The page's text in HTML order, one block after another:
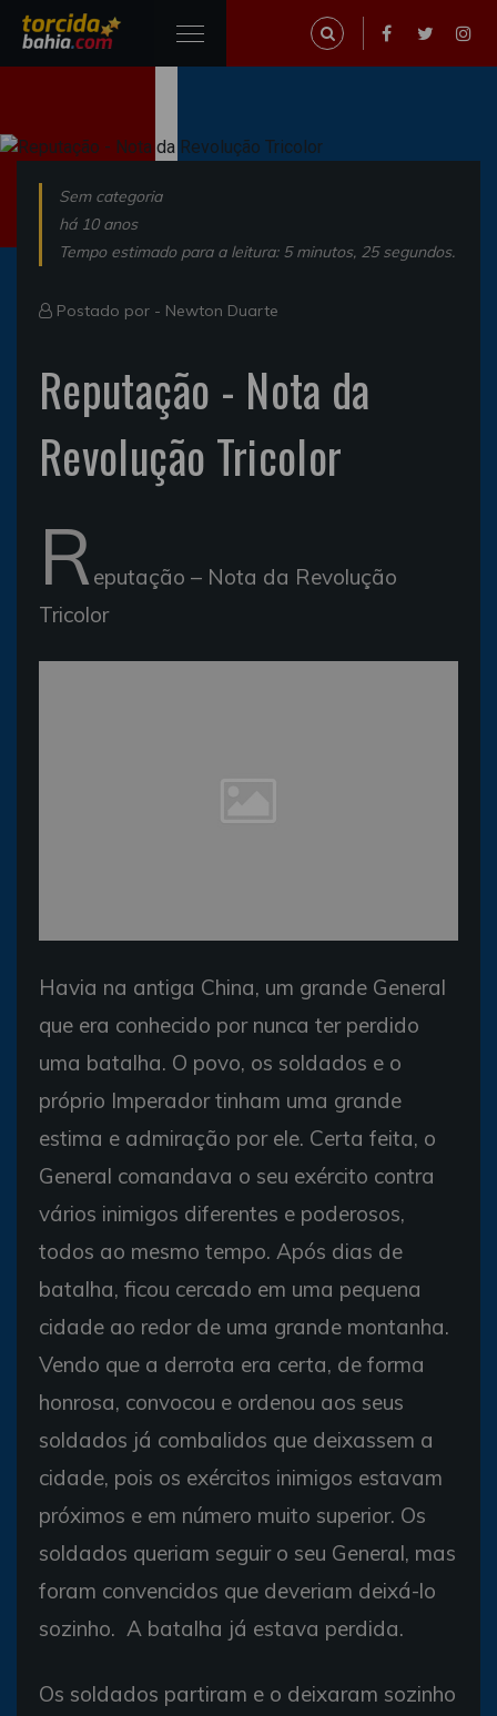
Sem categoria
há 10 anos
Tempo estimado para a leitura: 5 minutos, 25 segundos.
Postado por - Newton Duarte
Reputação - Nota da
Revolução Tricolor
Reputação – Nota da Revolução
Tricolor
Havia na antiga China, um grande General
que era conhecido por nunca ter perdido
uma batalha. O povo, os soldados e o
próprio Imperador tinham uma grande
estima e admiração por ele. Certa feita, o
General comandava o seu exército contra
vários inimigos diferentes e poderosos,
todos ao mesmo tempo. Após dias de
batalha, ficou cercado em uma pequena
cidade ao redor de uma grande montanha.
Vendo que a derrota era certa, de forma
honrosa, convocou e ordenou aos seus
soldados já combalidos que deixassem a
cidade, pois os exércitos inimigos estavam
próximos e em número muito superior. Os
soldados queriam seguir o seu General, mas
foram convencidos que deveriam deixá-lo
sozinho. A batalha já estava perdida.
Os soldados partiram e o deixaram sozinho